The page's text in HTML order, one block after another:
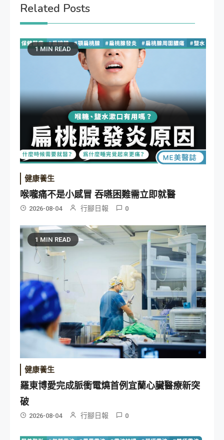
Related Posts
1 MIN READ
健康養生
喉嚨痛不是小感冒 吞嚥困難需立即就醫
2026-08-04 行腳日報 0
1 MIN READ
健康養生
羅東博愛完成脈衝電燒首例宜蘭心臟醫療新突
破
2026-08-04 行腳日報 0